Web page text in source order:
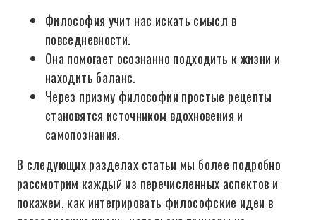
Философия учит нас искать смысл в
повседневности.
Она помогает осознанно подходить к жизни и
находить баланс.
Через призму философии простые рецепты
становятся источником вдохновения и
самопознания.
В следующих разделах статьи мы более подробно
рассмотрим каждый из перечисленных аспектов и
покажем, как интегрировать философские идеи в